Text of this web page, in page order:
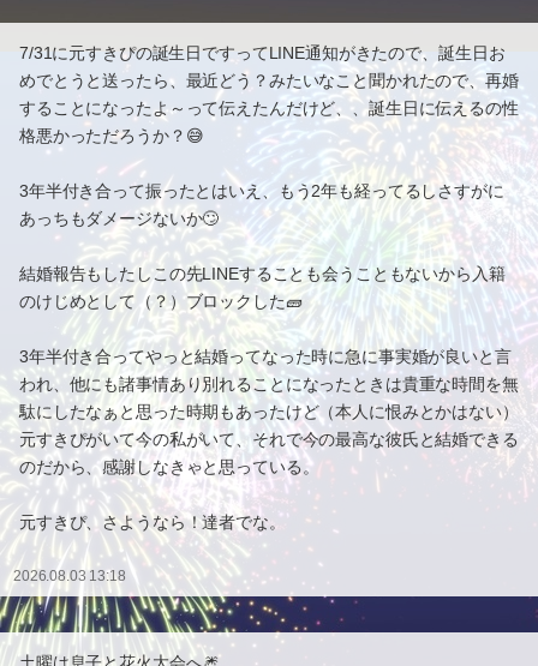
7/31に元すきぴの誕生日ですってLINE通知がきたので、誕生日お
めでとうと送ったら、最近どう？みたいなこと聞かれたので、再婚
することになったよ～って伝えたんだけど、、誕生日に伝えるの性
格悪かっただろうか？😅
3年半付き合って振ったとはいえ、もう2年も経ってるしさすがに
あっちもダメージないか🙄
結婚報告もしたしこの先LINEすることも会うこともないから入籍
のけじめとして（？）ブロックした🧱
3年半付き合ってやっと結婚ってなった時に急に事実婚が良いと言
われ、他にも諸事情あり別れることになったときは貴重な時間を無
駄にしたなぁと思った時期もあったけど（本人に恨みとかはない）
元すきぴがいて今の私がいて、それで今の最高な彼氏と結婚できる
のだから、感謝しなきゃと思っている。
元すきぴ、さようなら！達者でな。
2026.08.03 13:18